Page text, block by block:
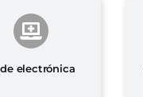
electrónica